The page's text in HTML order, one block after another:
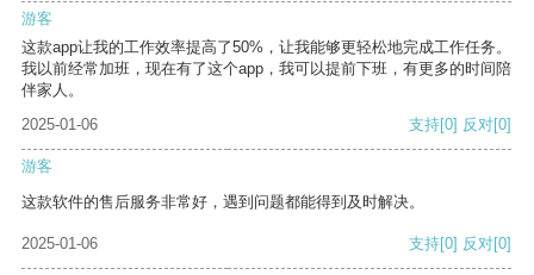
游客
这款app让我的工作效率提高了50%，让我能够更轻松地完成工作任务。
我以前经常加班，现在有了这个app，我可以提前下班，有更多的时间陪
伴家人。
2025-01-06
支持[0] 反对[0]
游客
这款软件的售后服务非常好，遇到问题都能得到及时解决。
2025-01-06 支持[0] 反对[0]